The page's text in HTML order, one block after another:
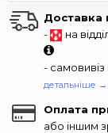
Доставка
-
на
-
детальніше →
Оплата
або іншим